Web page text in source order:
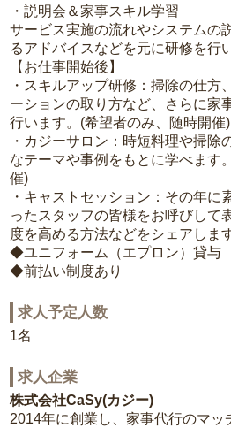
・説明会＆家事スキル学習
サービス実施の流れやシステムの
るアドバイスなどを元に研修を行
【お仕事開始後】
・スキルアップ研修：掃除の仕方
ーションの取り方など、さらに家
行います。(希望者のみ、随時開催)
・カジーサロン：時短料理や掃除
なテーマや事例をもとに学べます
催)
・キャストセッション：その年に
ったスタッフの皆様をお呼びして
度を高める方法などをシェアしま
◆ユニフォーム（エプロン）貸与
◆前払い制度あり
求人予定人数
1名
求人企業
株式会社CaSy(カジー)
2014年に創業し、家事代行のマッ